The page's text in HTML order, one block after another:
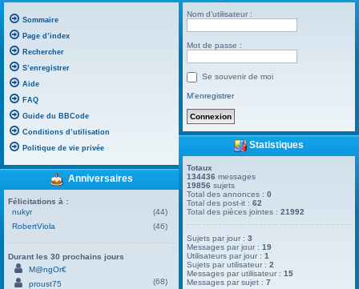
Sommaire
Page d’index
Rechercher
S’enregistrer
Aide
FAQ
Guide du BBCode
Conditions d’utilisation
Politique de vie privée
Anniversaires
Félicitations à :
nukyr
(44)
RobertViola
(46)
Durant les 30 prochains jours
M@ngOr€
proust75
(68)
Nom d’utilisateur :
Mot de passe :
Se souvenir de moi
M’enregistrer
Statistiques
Totaux
134436 messages
19856 sujets
Total des annonces :0
Total des post-it :62
Total des pièces jointes :21992
Sujets par jour :3
Messages par jour :19
Utilisateurs par jour :1
Sujets par utilisateur :2
Messages par utilisateur :15
Messages par sujet :7